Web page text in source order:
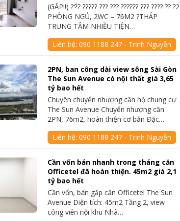
(GẤP‼️) ??́? ????? ??? ??? ?????? ??? ???? ?? ?2
PHÒNG NGỦ, 2WC – 76M2 ?THÁP
TRUNG TÂM NHIỀU TIỆN…
Liên hệ:090 1188 247 - Trinh Nguyễn
2PN, ban công dài view sông Sài Gòn
The Sun Avenue có nội thất giá 3,65
tỷ bao hết
Chuyên chuyển nhượng căn hộ chung cư
The Sun Avenue Chuyển nhượng căn
2PN, 76m2, hoàn thiện cơ bản Đặc…
Liên hệ:090 1188 247 - Trinh Nguyễn
Cần vốn bán nhanh trong tháng căn
Officetel đã hoàn thiện. 45m2 giá 2,1
tỷ bao hết
Cần vốn, bán gấp căn Officetel The Sun
Avenue Diện tích: 45m2 Tầng 2, view
công viên nội khu Nhà…